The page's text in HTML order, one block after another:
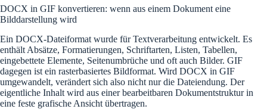
DOCX in GIF konvertieren: wenn aus einem Dokument eine
Bilddarstellung wird
Ein DOCX-Dateiformat wurde für Textverarbeitung entwickelt. Es
enthält Absätze, Formatierungen, Schriftarten, Listen, Tabellen,
eingebettete Elemente, Seitenumbrüche und oft auch Bilder. GIF
dagegen ist ein rasterbasiertes Bildformat. Wird DOCX in GIF
umgewandelt, verändert sich also nicht nur die Dateiendung. Der
eigentliche Inhalt wird aus einer bearbeitbaren Dokumentstruktur in
eine feste grafische Ansicht übertragen.